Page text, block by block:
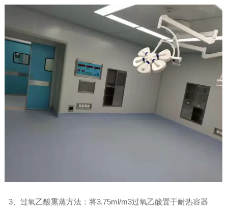
3、过氧乙酸熏蒸方法：将3.75ml/m3过氧乙酸置于耐热容器